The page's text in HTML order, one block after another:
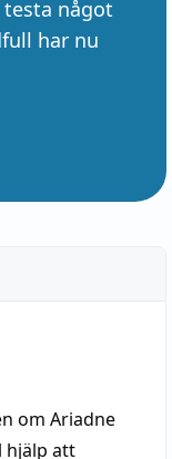
något
har nu
om Ariadne
hjälp att